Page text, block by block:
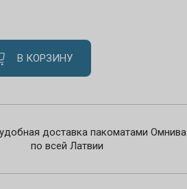
В КОРЗИНУ
доставка пакоматами Омнива
по всей Латвии